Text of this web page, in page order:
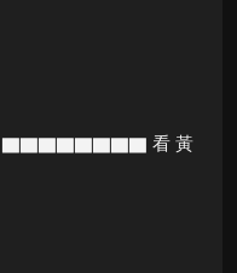
▇▇▇▇▇▇▇▇ 看 黃